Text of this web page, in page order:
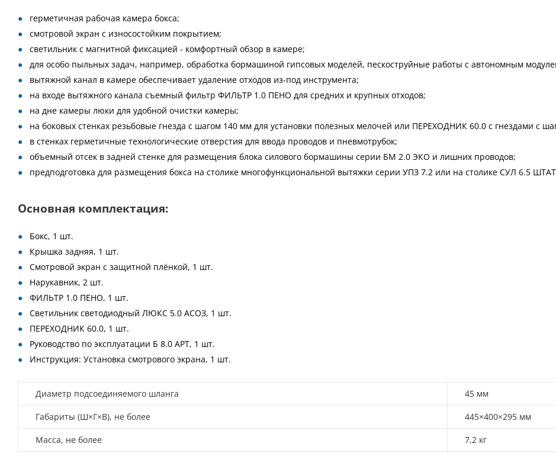
герметичная рабочая камера бокса;
смотровой экран с износостойким покрытием;
светильник с магнитной фиксацией - комфортный обзор в камере;
для особо пыльных задач, например, обработка бормашиной гипсовых моделей, пескоструйные работы с автономным
вытяжной канал в камере обеспечивает удаление отходов из-под инструмента;
на входе вытяжного канала съемный фильтр ФИЛЬТР 1.0 ПЕНО для средних и крупных отходов;
на дне камеры люки для удобной очистки камеры;
на боковых стенках резьбовые гнезда с шагом 140 мм для установки полезных мелочей или ПЕРЕХОДНИК 60.0 с гнездами с
в стенках герметичные технологические отверстия для ввода проводов и пневмотрубок;
объемный отсек в задней стенке для размещения блока силового бормашины серии БМ 2.0 ЭКО и лишних проводов;
предподготовка для размещения бокса на столике многофункциональной вытяжки серии УПЗ 7.2 или на столике СУЛ 6.5
Основная комплектация:
Бокс, 1 шт.
Крышка задняя, 1 шт.
Смотровой экран с защитной плёнкой, 1 шт.
Нарукавник, 2 шт.
ФИЛЬТР 1.0 ПЕНО, 1 шт.
Cветильник светодиодный ЛЮКС 5.0 АСОЗ, 1 шт.
ПЕРЕХОДНИК 60.0, 1 шт.
Руководство по эксплуатации Б 8.0 АРТ, 1 шт.
Инструкция: Установка смотрового экрана, 1 шт.
Диаметр подсоединяемого шланга 45 мм
Габариты (Ш×Г×В), не более 445×400×295 мм
Масса, не более 7,2 кг